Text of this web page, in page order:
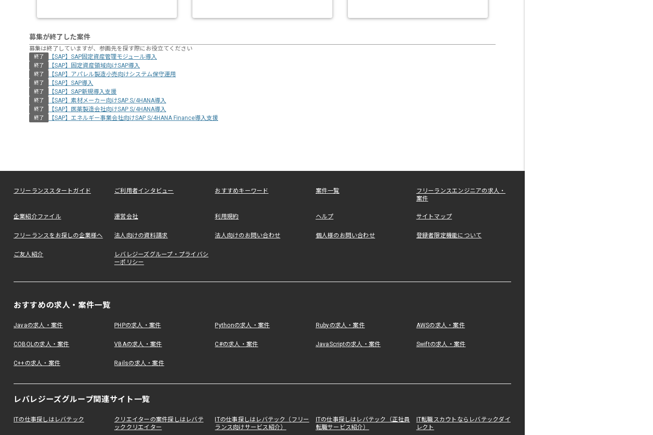
募集が終了した案件
募集は終了していますが、参画先を探す際にお役立てください
終了 【SAP】SAP固定資産管理モジュール導入
終了 【SAP】固定資産領域向けSAP導入
終了 【SAP】アパレル製造小売向けシステム保守運用
終了 【SAP】SAP導入
終了 【SAP】SAP新規導入支援
終了 【SAP】素材メーカー向けSAP S/4HANA導入
終了 【SAP】医薬製造会社向けSAP S/4HANA導入
終了 【SAP】エネルギー事業会社向けSAP S/4HANA Finance導入支援
フリーランススタートガイド ご利用者インタビュー おすすめキーワード 案件一覧
フリーランスエンジニアの求人・
案件
企業紹介ファイル 運営会社 利用規約 ヘルプ サイトマップ
フリーランスをお探しの企業様へ 法人向けの資料請求 法人向けのお問い合わせ 個人様のお問い合わせ 登録者限定機能について
ご友人紹介
レバレジーズグループ・プライバシ
ーポリシー
おすすめの求人・案件一覧
Javaの求人・案件 PHPの求人・案件 Pythonの求人・案件 Rubyの求人・案件 AWSの求人・案件
COBOLの求人・案件 VBAの求人・案件 C#の求人・案件 JavaScriptの求人・案件 Swiftの求人・案件
C++の求人・案件 Railsの求人・案件
レバレジーズグループ関連サイト一覧
ITの仕事探しはレバテック
クリエイターの案件探しはレバテ
ッククリエイター
ITの仕事探しはレバテック（フリー
ランス向けサービス紹介）
ITの仕事探しはレバテック（正社員
転職サービス紹介）
IT転職スカウトならレバテックダイ
レクト